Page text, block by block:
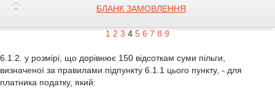
БЛАНК ЗАМОВЛЕННЯ
1 2 3 4 5 6 7 8 9
6.1.2. у розмірі, що дорівнює 150 відсоткам суми пільги,
визначеної за правилами підпункту 6.1.1 цього пункту, - для
платника податку, який: